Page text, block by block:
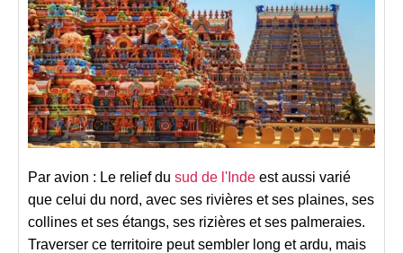
Par avion : Le relief du sud de l'Inde est aussi varié
que celui du nord, avec ses rivières et ses plaines, ses
collines et ses étangs, ses rizières et ses palmeraies.
Traverser ce territoire peut sembler long et ardu, mais